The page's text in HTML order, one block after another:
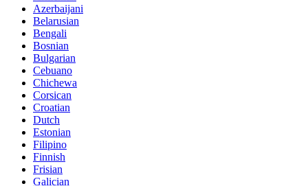
Azerbaijani
Belarusian
Bengali
Bosnian
Bulgarian
Cebuano
Chichewa
Corsican
Croatian
Dutch
Estonian
Filipino
Finnish
Frisian
Galician